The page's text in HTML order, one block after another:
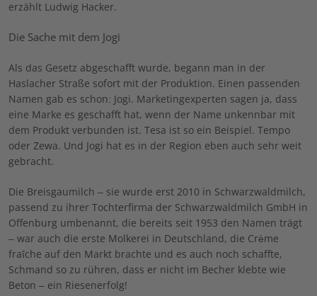
erzählt Ludwig Hacker.
Die Sache mit dem Jogi
Als das Gesetz abgeschafft wurde, begann man in der
Haslacher Straße sofort mit der Produktion. Einen passenden
Namen gab es schon: Jogi. Marketingexperten sagen ja, dass
eine Marke es geschafft hat, wenn der Name unkennbar mit
dem Produkt verbunden ist. Tesa ist so ein Beispiel. Tempo
oder Zewa. Und Jogi hat es in der Region eben auch sehr weit
gebracht.
Die Breisgaumilch – sie wurde erst 2010 in Schwarzwaldmilch,
passend zu ihrer Tochterfirma der Schwarzwaldmilch GmbH in
Offenburg umbenannt, die bereits seit 1953 den Namen trägt
– war auch die erste Molkerei in Deutschland, die Crème
fraîche auf den Markt brachte und es auch noch schaffte,
Schmand so zu rühren, dass er nicht im Becher klebte wie
Beton – ein Riesenerfolg!